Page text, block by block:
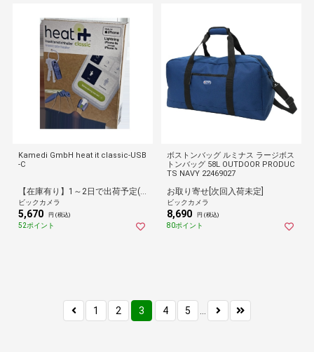
Kamedi GmbH heat it classic-USB
-C
【在庫有り】1～2日で出荷予定(日付指定可)
ビックカメラ
5,670 円 (税込)
52ポイント
ボストンバッグ ルミナス ラージボス
トンバッグ 58L OUTDOOR PRODUC
TS NAVY 22469027
お取り寄せ[次回入荷未定]
ビックカメラ
8,690 円 (税込)
80ポイント
1 2 3 4 5 ...